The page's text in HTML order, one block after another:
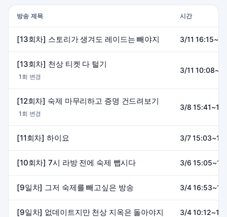
방송 제목 시간
[13회차] 스토리가 생겨도 레이드는 빼야지 3/11
[13회차] 천상 티켓 다 털기
1회 변경
3/11
[12회차] 숙제 마무리하고 증명 건드려보기
1회 변경
3/8
[11회차] 하이요 3/7
[10회차] 7시 라방 전에 숙제 뺍시다 3/6
[9일차] 그저 숙제를 빼고싶은 방송 3/4
[9일차] 없데이트지만 천상 지옥은 돌아야지 3/4